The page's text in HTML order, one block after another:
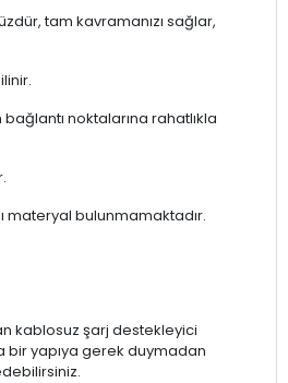
tam kavramanızı sağlar,
bağlantı noktalarına rahatlıkla
materyal bulunmamaktadır.
kablosuz şarj destekleyici
bir yapıya gerek duymadan